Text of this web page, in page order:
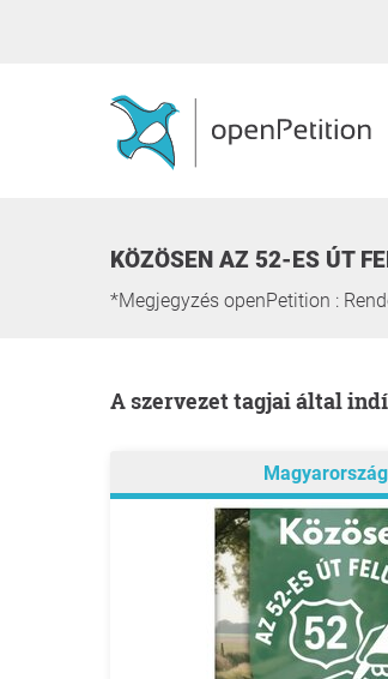
KÖZÖSEN AZ 52-ES ÚT
*Megjegyzés openPetition :
A szervezet tagjai által
Magyarország